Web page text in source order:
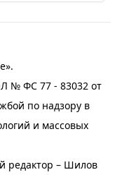
№ ФС 77 - 83032 от
по надзору в
и массовых
редактор – Шилов